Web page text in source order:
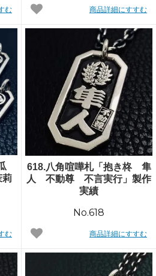
む 商品詳細にすすむ
む
618.八角喧嘩札「抱き柊 隼
人 不動尊 不言実行」製作
実績
No.618
商品詳細にすすむ